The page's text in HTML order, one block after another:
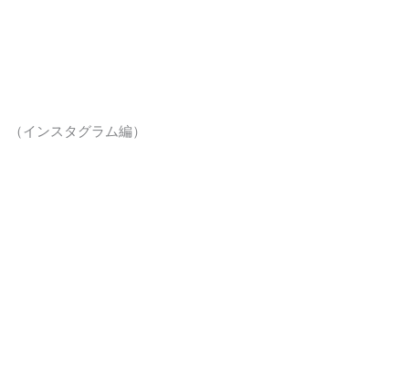
（インスタグラム編）